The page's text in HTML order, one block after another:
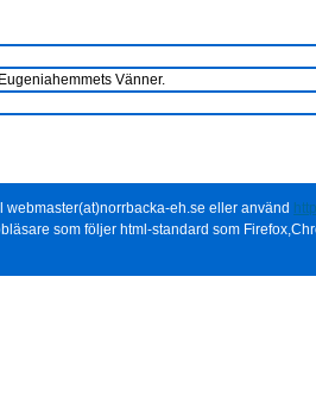
Vänner.
eh.se eller använd
som följer html-standard som